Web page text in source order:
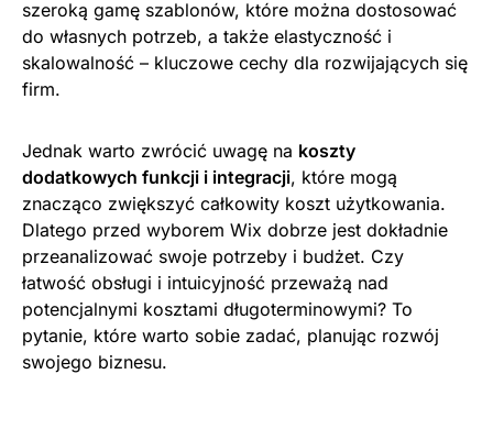
szeroką gamę szablonów, które można dostosować
do własnych potrzeb, a także elastyczność i
skalowalność – kluczowe cechy dla rozwijających się
firm.
Jednak warto zwrócić uwagę na koszty
dodatkowych funkcji i integracji, które mogą
znacząco zwiększyć całkowity koszt użytkowania.
Dlatego przed wyborem Wix dobrze jest dokładnie
przeanalizować swoje potrzeby i budżet. Czy
łatwość obsługi i intuicyjność przeważą nad
potencjalnymi kosztami długoterminowymi? To
pytanie, które warto sobie zadać, planując rozwój
swojego biznesu.